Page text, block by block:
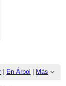
| En Árbol Más